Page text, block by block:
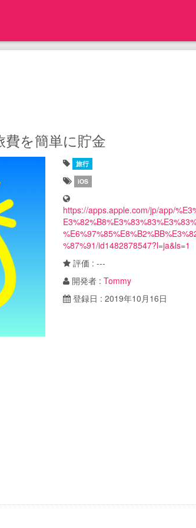
費を簡単に貯金
旅行
iOS
https://apps.apple.com/jp/app/
%87%91/id1482878547?l=ja&ls=1
評価 : ---
開発者 : Tommy
登録日 : 2019年10月16日